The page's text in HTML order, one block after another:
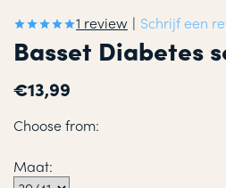
1 review | Schrijf een
Basset Diabetes
€13,99
Choose from:
Maat: